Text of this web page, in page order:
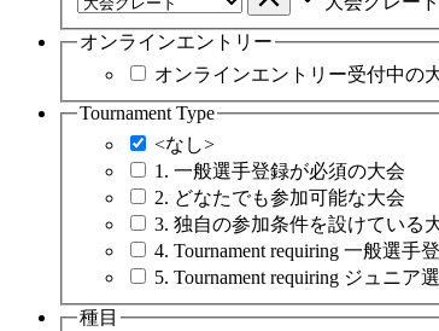
オンラインエントリー
オンラインエントリー受付中の
Tournament Type
<なし>
1. 一般選手登録が必須の大会
2. どなたでも参加可能な大会
3. 独自の参加条件を設けている
4. Tournament requiring 一般選手
5. Tournament requiring ジュニア
種目